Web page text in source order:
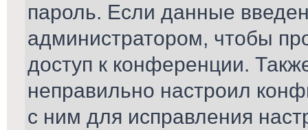
пароль. Если данные
администратором, чтобы
доступ к конференции.
неправильно настроил
с ним для исправления